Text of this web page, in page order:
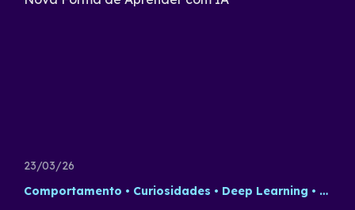
23/03/26
Comportamento
Curiosidades Deep Learning Dicas